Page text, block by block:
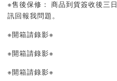
※售後保修： 商品到貨簽收後三
訊回報我問題。
※開箱請錄影※
※開箱請錄影※
※開箱請錄影※